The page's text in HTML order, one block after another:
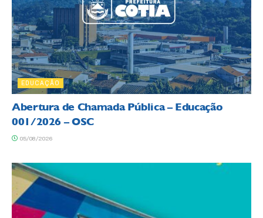
EDUCAÇÃO
Abertura de Chamada Pública – Educação
001/2026 – OSC
05/08/2026